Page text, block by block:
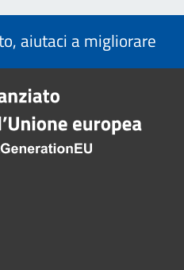
aiutaci a migliorare